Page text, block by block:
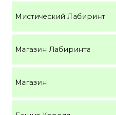
Мистический Лабиринт
Магазин Лабиринта
Магазин